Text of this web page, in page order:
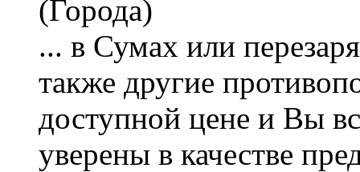
(Города)
... в Сумах или пере
также другие
доступной цене и Вы
уверены в качестве